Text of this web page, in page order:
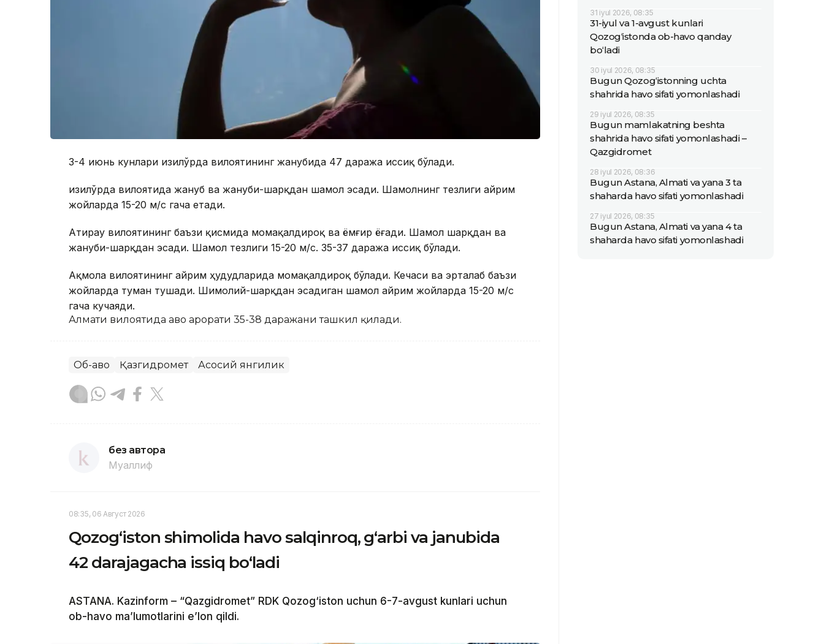
3-4 июнь кунлари Қизилўрда вилоятининг жанубида 47 даража иссиқ бўлади.
Қизилўрда вилоятида жануб ва жануби-шарқдан шамол эсади. Шамолнинг тезлиги айрим
жойларда 15-20 м/с гача етади.
Атирау вилоятининг баъзи қисмида момақалдироқ ва ёмғир ёғади. Шамол шарқдан ва
жануби-шарқдан эсади. Шамол тезлиги 15-20 м/с. 35-37 даража иссиқ бўлади.
Ақмола вилоятининг айрим ҳудудларида момақалдироқ бўлади. Кечаси ва эрталаб баъзи
жойларда туман тушади. Шимолий-шарқдан эсадиган шамол айрим жойларда 15-20 м/с
гача кучаяди.
Алмати вилоятида ҳаво ҳарорати 35-38 даражани ташкил қилади.
Об-ҳаво Қазгидромет Асосий янгилик
без автора
Муаллиф
08:35, 06 Август 2026
Qozog‘iston shimolida havo salqinroq, g‘arbi va janubida
42 darajagacha issiq bo‘ladi
ASTANA. Kazinform – “Qazgidromet” RDK Qozog‘iston uchun 6-7-avgust kunlari uchun
ob-havo ma’lumotlarini e’lon qildi.
31 iyul 2026, 08:35
31-iyul va 1-avgust kunlari
Qozog‘istonda ob-havo qanday
bo‘ladi
30 iyul 2026, 08:35
Bugun Qozog‘istonning uchta
shahrida havo sifati yomonlashadi
29 iyul 2026, 08:35
Bugun mamlakatning beshta
shahrida havo sifati yomonlashadi –
Qazgidromet
28 iyul 2026, 08:36
Bugun Astana, Almati va yana 3 ta
shaharda havo sifati yomonlashadi
27 iyul 2026, 08:35
Bugun Astana, Almati va yana 4 ta
shaharda havo sifati yomonlashadi